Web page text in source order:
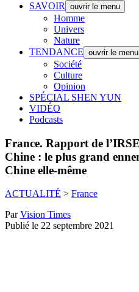
SAVOIR
ouvrir le menu
Homme
Univers
Nature
TENDANCE ouvrir le menu
Société
Culture
Opinion
SPÉCIAL SHEN YUN
VIDÉO
Podcasts
France. Rapport de
Chine : le plus grand
Chine elle-même
ACTUALITÉ > France
ParVision Times
Publié le 22 septembre 2021